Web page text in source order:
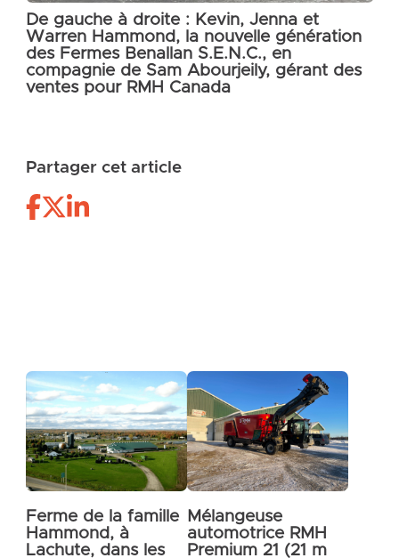
De gauche à droite : Kevin, Jenna et
Warren Hammond, la nouvelle génération
des Fermes Benallan S.E.N.C., en
compagnie de Sam Abourjeily, gérant des
ventes pour RMH Canada
Partager cet article
Ferme de la famille
Hammond, à
Lachute, dans les
Mélangeuse
automotrice RMH
Premium 21 (21 m